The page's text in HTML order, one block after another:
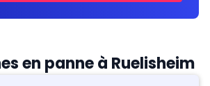
en panne à Ruelisheim